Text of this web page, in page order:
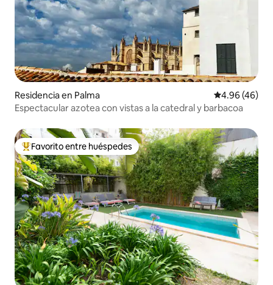
Residencia en Palma Calificación
4.96 (46)
Espectacular azotea con vistas a la catedral y barbacoa
De los mejores en Favorito entre huéspedes
Favorito entre huéspedes